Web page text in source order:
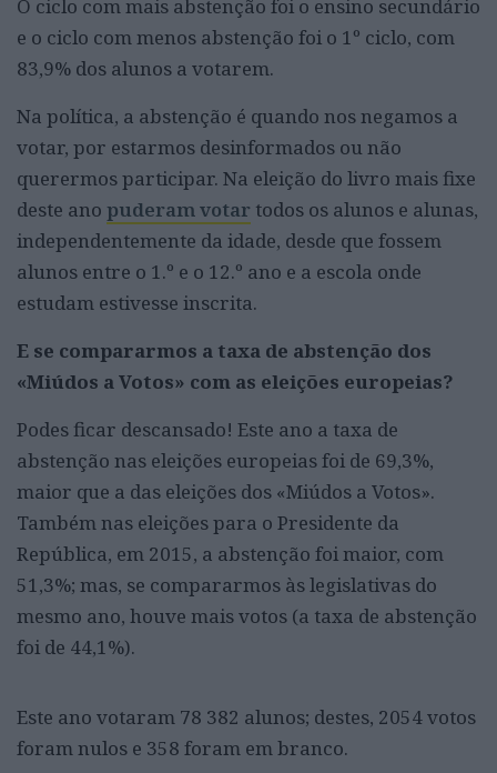
O ciclo com mais abstenção foi o ensino secundário
e o ciclo com menos abstenção foi o 1º ciclo, com
83,9% dos alunos a votarem.
Na política, a abstenção é quando nos negamos a
votar, por estarmos desinformados ou não
querermos participar. Na eleição do livro mais fixe
deste ano puderam votar todos os alunos e alunas,
independentemente da idade, desde que fossem
alunos entre o 1.º e o 12.º ano e a escola onde
estudam estivesse inscrita.
E se compararmos a taxa de abstenção dos
«Miúdos a Votos» com as eleições europeias?
Podes ficar descansado! Este ano a taxa de
abstenção nas eleições europeias foi de 69,3%,
maior que a das eleições dos «Miúdos a Votos».
Também nas eleições para o Presidente da
República, em 2015, a abstenção foi maior, com
51,3%; mas, se compararmos às legislativas do
mesmo ano, houve mais votos (a taxa de abstenção
foi de 44,1%).
Este ano votaram 78 382 alunos; destes, 2054 votos
foram nulos e 358 foram em branco.